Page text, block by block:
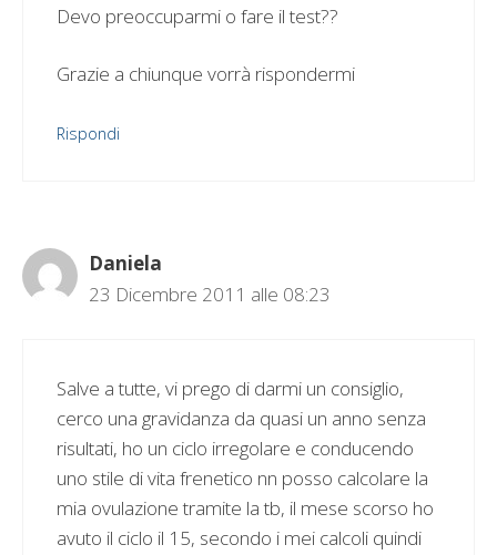
Devo preoccuparmi o fare il test??
Grazie a chiunque vorrà rispondermi
Rispondi
Daniela
23 Dicembre 2011 alle 08:23
Salve a tutte, vi prego di darmi un consiglio,
cerco una gravidanza da quasi un anno senza
risultati, ho un ciclo irregolare e conducendo
uno stile di vita frenetico nn posso calcolare la
mia ovulazione tramite la tb, il mese scorso ho
avuto il ciclo il 15, secondo i mei calcoli quindi